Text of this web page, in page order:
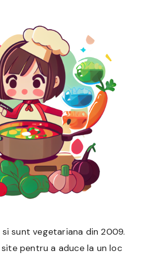
sunt vegetariana din 2009.
pentru a aduce la un loc